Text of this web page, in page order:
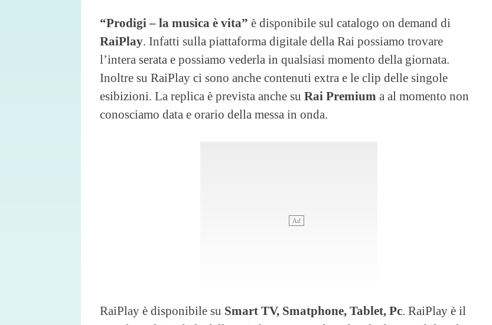
“Prodigi – la musica è vita” è disponibile sul catalogo on demand di
RaiPlay. Infatti sulla piattaforma digitale della Rai possiamo trovare
l’intera serata e possiamo vederla in qualsiasi momento della giornata.
Inoltre su RaiPlay ci sono anche contenuti extra e le clip delle singole
esibizioni. La replica è prevista anche su Rai Premium a al momento non
conosciamo data e orario della messa in onda.
RaiPlay è disponibile su Smart TV, Smatphone, Tablet, Pc. RaiPlay è il